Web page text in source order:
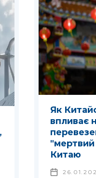
Як
впливає
"мертвий
Китаю